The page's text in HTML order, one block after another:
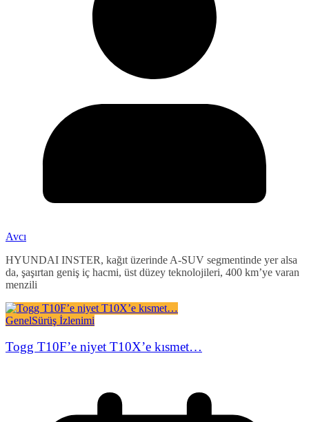
Avcı
HYUNDAI INSTER, kağıt üzerinde A-SUV segmentinde yer alsa
da, şaşırtan geniş iç hacmi, üst düzey teknolojileri, 400 km’ye varan
menzili
GenelSürüş İzlenimi
Togg T10F’e niyet T10X’e kısmet…